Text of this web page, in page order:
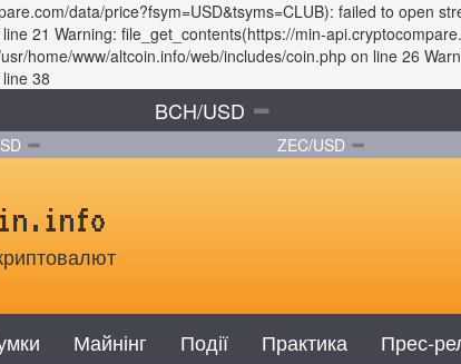
data/price?fsym=USD&tsyms=CLUB): failed to open
21 Warning: file_get_contents(https://min-
home/www/altcoin.info/web/includes/coin.php on line 26
38
BCH/USD
ZEC/USD
Майнінг Події Практика Прес-